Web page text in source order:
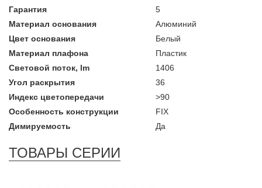
Гарантия
5
Материал основания
Алюминий
Цвет основания
Белый
Материал плафона
Пластик
Световой поток, lm
1406
Угол раскрытия
36
Индекс цветопередачи
>90
Особенность конструкции
FIX
Димируемость
Да
ТОВАРЫ СЕРИИ